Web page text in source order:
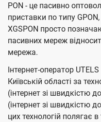
PON - це пасивно
приставки по типу GPON,
XGSPON просто
пасивних мереж
мережа.
Інтернет-оператор
Київській області за
(інтернет зі швидкістю
(інтернет зі швидкістю
цих технологій полягає